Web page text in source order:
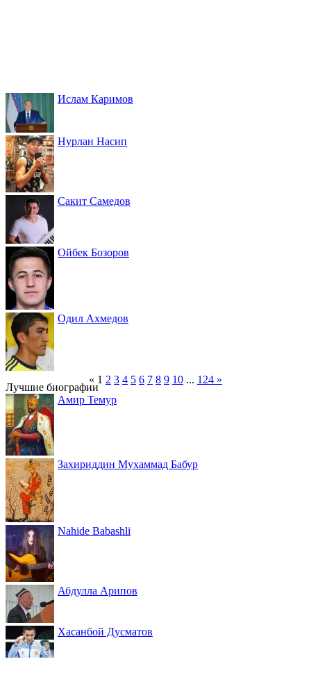
Ислам Каримов
Нурлан Насип
Сакит Самедов
Ойбек Бозоров
Одил Ахмедов
« 1 2 3 4 5 6 7 8 9 10 ... 124 »
Лучшие биографии
Амир Темур
Захириддин Мухаммад Бабур
Nahide Babashli
Абдулла Арипов
Хасанбой Дусматов